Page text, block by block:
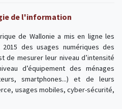
de l'information
de Wallonie a mis en ligne les
des usages numériques des
de mesurer leur niveau d’intensité
d’équipement des ménages
smartphones...) et de leurs
usages mobiles, cyber-sécurité,